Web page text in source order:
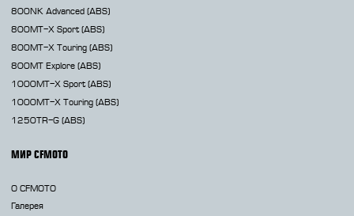
800NK Advanced (ABS)
800MT-X Sport (ABS)
800MT-X Touring (ABS)
800MT Explore (ABS)
1000MT-X Sport (ABS)
1000MT-X Touring (ABS)
1250TR-G (ABS)
МИР CFMOTO
О CFMOTO
Галерея